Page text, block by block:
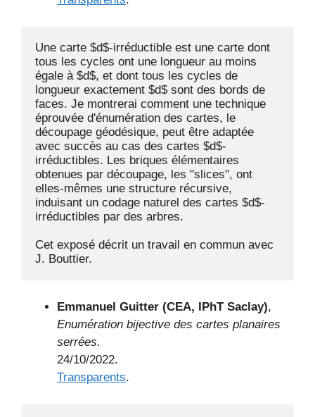
Une carte $d$-irréductible est une carte dont
tous les cycles ont une longueur au moins
égale à $d$, et dont tous les cycles de
longueur exactement $d$ sont des bords de
faces. Je montrerai comment une technique
éprouvée d'énumération des cartes, le
découpage géodésique, peut être adaptée
avec succès au cas des cartes $d$-
irréductibles. Les briques élémentaires
obtenues par découpage, les "slices", ont
elles-mêmes une structure récursive,
induisant un codage naturel des cartes $d$-
irréductibles par des arbres.
Cet exposé décrit un travail en commun avec
J. Bouttier.
Emmanuel Guitter (CEA, IPhT Saclay),
Enumération bijective des cartes planaires
serrées.
24/10/2022.
Transparents.